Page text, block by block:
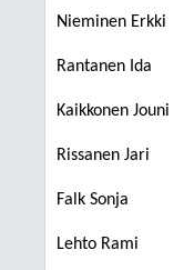
Nieminen Erkki
Rantanen Ida
Kaikkonen Jouni
Rissanen Jari
Falk Sonja
Lehto Rami